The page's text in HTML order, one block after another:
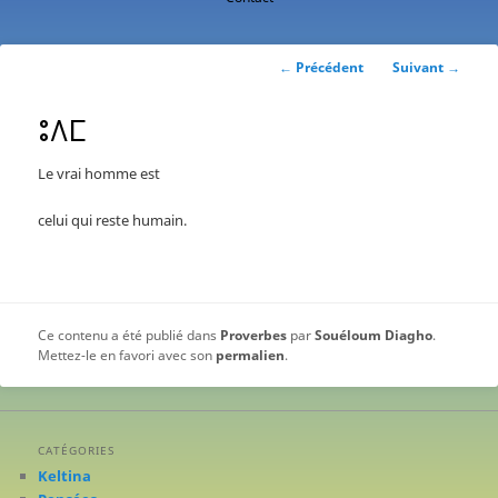
Navigation
← Précédent Suivant →
ⵓⴷⵎ
Le vrai homme est
celui qui reste humain.
Ce contenu a été publié dans Proverbes parSouéloum Diagho.
Mettez-le en favori avec son permalien.
CATÉGORIES
Keltina